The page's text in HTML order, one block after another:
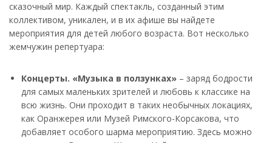
сказочный мир. Каждый спектакль, созданный этим
коллективом, уникален, и в их афише вы найдете
мероприятия для детей любого возраста. Вот несколько
жемчужин репертуара:
Концерты. «Музыка в ползунках» – заряд бодрости
для самых маленьких зрителей и любовь к классике на
всю жизнь. Они проходит в таких необычных локациях,
как Оранжерея или Музей Римского-Корсакова, что
добавляет особого шарма мероприятию. Здесь можно